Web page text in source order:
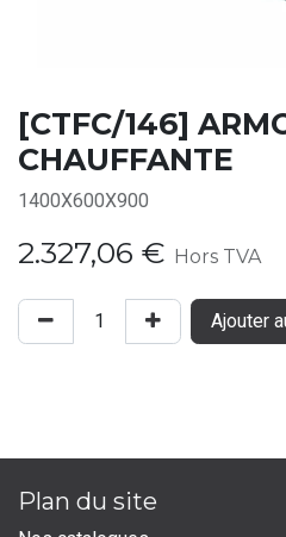
[CTFC/146]
CHAUFFANTE
1400X600X900
2.327,06 € Hors TVA
Ajouter
Plan du site